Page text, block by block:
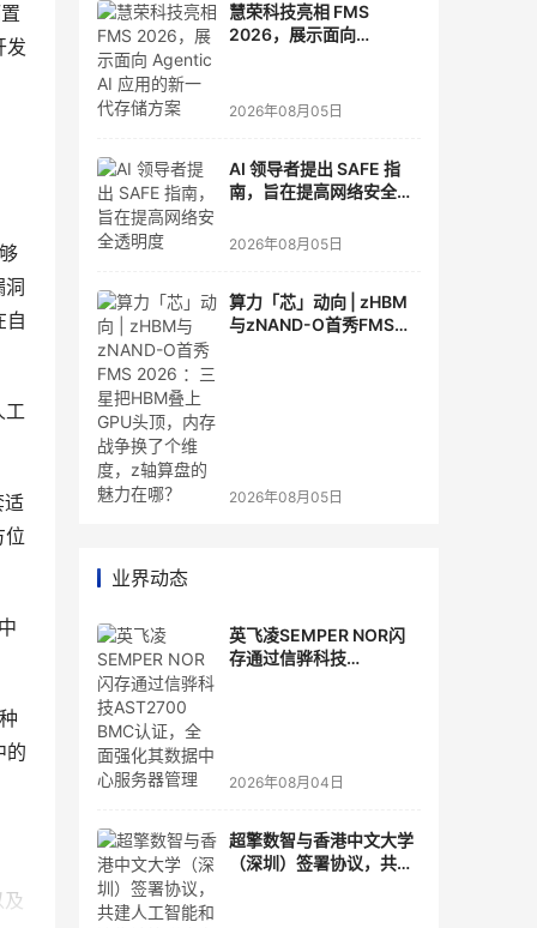
发
自
工
适
位
的
慧荣科技亮相 FMS
2026，展示面向
2026年08月05日
AI 领导者提出 SAFE 指
南，旨在提高网络安全透
2026年08月05日
算力「芯」动向 | zHBM
与zNAND-O首秀FMS
2026年08月05日
业界动态
英飞凌SEMPER NOR闪
存通过信骅科技
2026年08月04日
超擎数智与香港中文大学
（深圳）签署协议，共建